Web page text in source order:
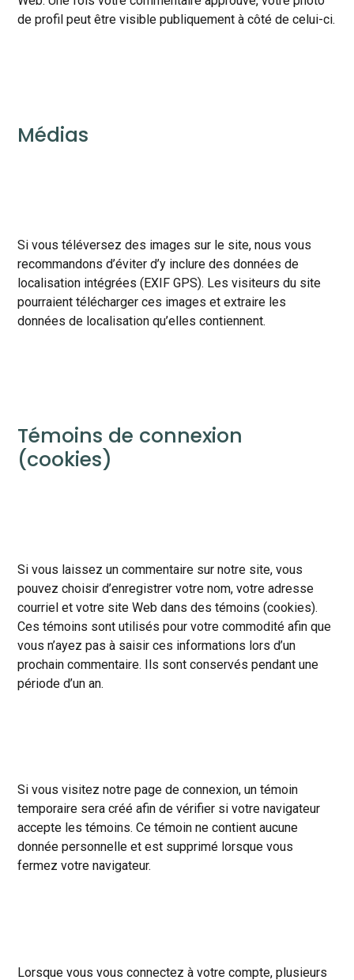
de profil peut être visible publiquement à côté de celui-ci.
Médias
Si vous téléversez des images sur le site, nous vous
recommandons d’éviter d’y inclure des données de
localisation intégrées (EXIF GPS). Les visiteurs du site
pourraient télécharger ces images et extraire les
données de localisation qu’elles contiennent.
Témoins de connexion
(cookies)
Si vous laissez un commentaire sur notre site, vous
pouvez choisir d’enregistrer votre nom, votre adresse
courriel et votre site Web dans des témoins (cookies).
Ces témoins sont utilisés pour votre commodité afin que
vous n’ayez pas à saisir ces informations lors d’un
prochain commentaire. Ils sont conservés pendant une
période d’un an.
Si vous visitez notre page de connexion, un témoin
temporaire sera créé afin de vérifier si votre navigateur
accepte les témoins. Ce témoin ne contient aucune
donnée personnelle et est supprimé lorsque vous
fermez votre navigateur.
Lorsque vous vous connectez à votre compte, plusieurs